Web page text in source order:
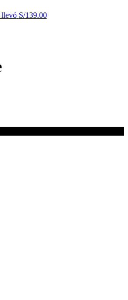
llevó S/139.00